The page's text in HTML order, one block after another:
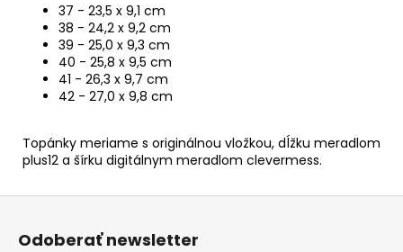
37 - 23,5 x 9,1 cm
38 - 24,2 x 9,2 cm
39 - 25,0 x 9,3 cm
40 - 25,8 x 9,5 cm
41 - 26,3 x 9,7 cm
42 - 27,0 x 9,8 cm
Topánky meriame s originálnou vložkou, dĺžku meradlom
plus12 a šírku digitálnym meradlom clevermess.
Z
Odoberať newsletter